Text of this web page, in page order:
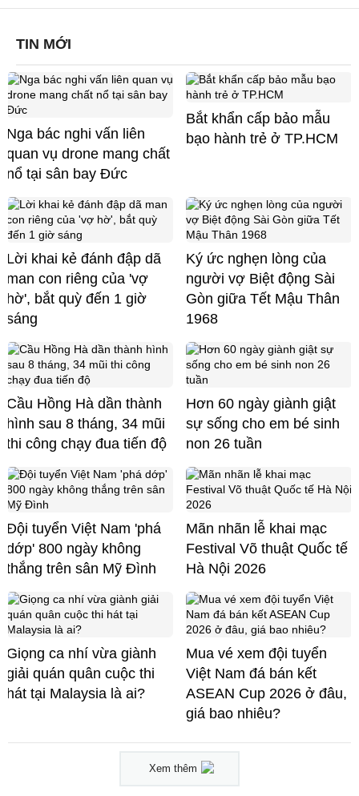
TIN MỚI
Nga bác nghi vấn liên
quan vụ drone mang chất
nổ tại sân bay Đức
Bắt khẩn cấp bảo mẫu
bạo hành trẻ ở TP.HCM
Lời khai kẻ đánh đập dã
man con riêng của 'vợ
hờ', bắt quỳ đến 1 giờ
sáng
Ký ức nghẹn lòng của
người vợ Biệt động Sài
Gòn giữa Tết Mậu Thân
1968
Cầu Hồng Hà dần thành
hình sau 8 tháng, 34 mũi
thi công chạy đua tiến độ
Hơn 60 ngày giành giật
sự sống cho em bé sinh
non 26 tuần
Đội tuyển Việt Nam 'phá
dớp' 800 ngày không
thắng trên sân Mỹ Đình
Mãn nhãn lễ khai mạc
Festival Võ thuật Quốc tế
Hà Nội 2026
Giọng ca nhí vừa giành
giải quán quân cuộc thi
hát tại Malaysia là ai?
Mua vé xem đội tuyển
Việt Nam đá bán kết
ASEAN Cup 2026 ở đâu,
giá bao nhiêu?
Xem thêm